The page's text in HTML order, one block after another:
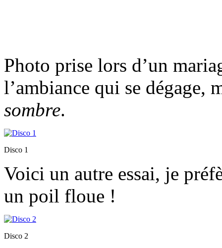
Photo prise lors d’un
l’ambiance qui se dégage,
sombre.
Disco 1
Voici un autre essai, je
un poil floue !
Disco 2